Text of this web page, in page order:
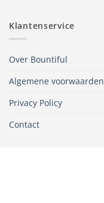
Klantenservice
Over Bountiful
Algemene voorwaarden
Privacy Policy
Contact